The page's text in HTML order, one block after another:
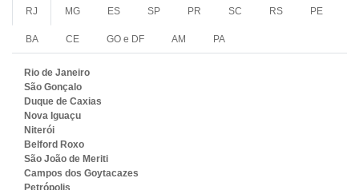
RJ MG ES SP PR SC RS PE
BA CE GO e DF AM PA
Rio de Janeiro
São Gonçalo
Duque de Caxias
Nova Iguaçu
Niterói
Belford Roxo
São João de Meriti
Campos dos Goytacazes
Petrópolis